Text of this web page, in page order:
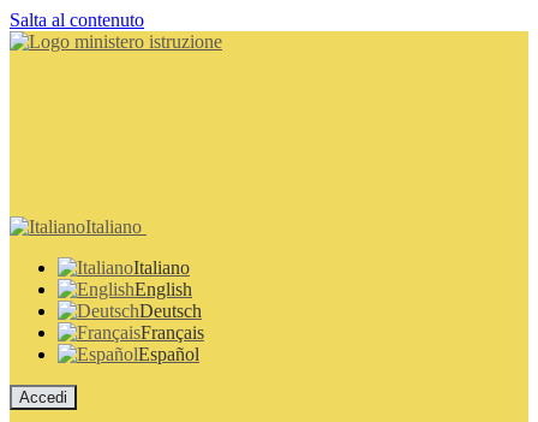
Salta al contenuto
Italiano
Italiano
English
Deutsch
Français
Español
Accedi